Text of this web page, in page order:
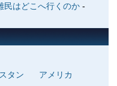
民はどこへ行くのか-
タン
アメリカ